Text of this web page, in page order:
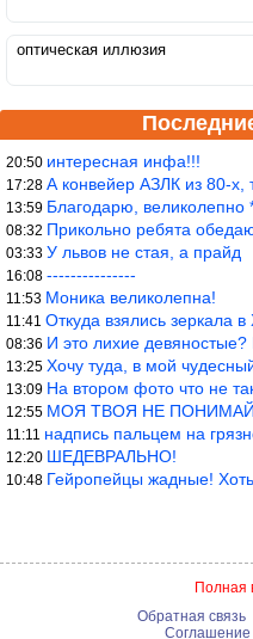
оптическая иллюзия
20:50 интересная инфа!!!
17:28 А конвейер АЗЛК из 80-х,
13:59 Благодарю, великолепно
08:32 Прикольно ребята
03:33 У львов не стая, а прайд
16:08 ---------------
11:53 Моника великолепна!
11:41 Откуда взялись зеркала в
08:36 И это лихие девяностые?
13:25 Хочу туда, в мой
13:09 На втором фото что не
12:55 МОЯ ТВОЯ НЕ
11:11 надпись пальцем на
12:20 ШЕДЕВРАЛЬНО!
10:48 Гейропейцы жадные! Хоть и
Полная
Обратная связь
Соглашение